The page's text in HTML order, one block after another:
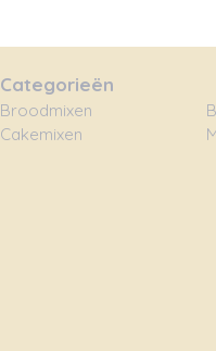
Categorieën
Broodmixen
Cakemixen